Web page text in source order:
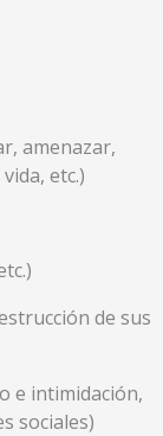
amenazar,
etc.)
de sus
e intimidación,
sociales)